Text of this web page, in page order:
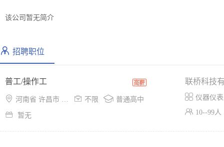
该公司暂无简介
招聘职位
普工/操作工
 河南省 许昌市 建安区  不限  普通高中
 暂无
联桥科技
 仪器仪
 10--99人